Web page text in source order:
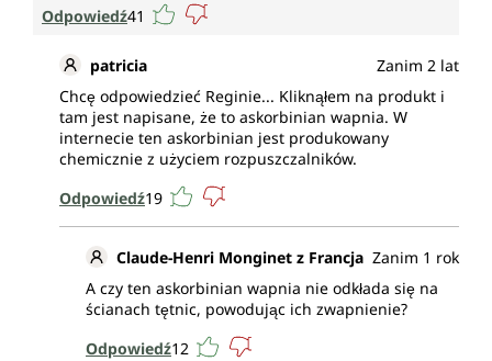
Odpowiedź41
patricia
Zanim 2 lat
Chcę odpowiedzieć Reginie... Kliknąłem na produkt i
tam jest napisane, że to askorbinian wapnia. W
internecie ten askorbinian jest produkowany
chemicznie z użyciem rozpuszczalników.
Odpowiedź19
Claude-Henri Monginet z Francja Zanim 1 rok
A czy ten askorbinian wapnia nie odkłada się na
ścianach tętnic, powodując ich zwapnienie?
Odpowiedź12